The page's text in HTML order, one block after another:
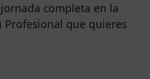
completa en la
Profesional que quieres